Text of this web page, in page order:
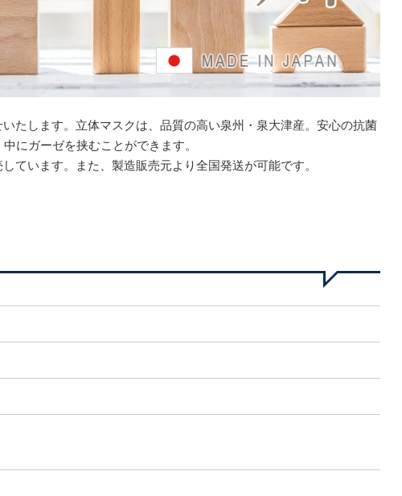
たします。立体マスクは、品質の高い泉州・泉大津産。安心の抗菌
にガーゼを挟むことができます。
ています。また、製造販売元より全国発送が可能です。